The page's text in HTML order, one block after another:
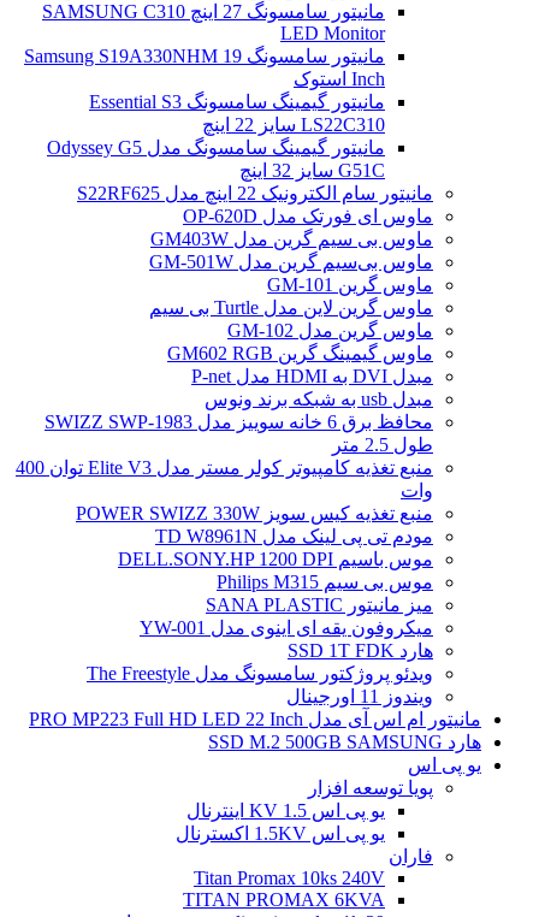
مانیتور سامسونگ 27 اینچ SAMSUNG C310
LED Monitor
مانیتور سامسونگ Samsung S19A330NHM 19
Inch استوک
مانیتور گیمینگ سامسونگ Essential S3
LS22C310 سایز 22 اینچ
مانیتور گیمینگ سامسونگ مدل Odyssey G5
G51C سایز 32 اینچ
مانیتور سام الکترونیک 22 اینچ مدل S22RF625
ماوس ای فورتک مدل OP-620D
ماوس بی سیم گرین مدل GM403W
ماوس بی‌سیم گرین مدل GM-501W
ماوس گرین GM-101
ماوس گرین لاین مدل Turtle بی سیم
ماوس گرین مدل GM-102
ماوس گیمینگ گرین GM602 RGB
مبدل DVI به HDMI مدل P-net
مبدل usb به شبکه برند ونوس
محافظ برق 6 خانه سوییز مدل SWIZZ SWP-1983
طول 2.5 متر
منبع تغذیه کامپیوتر کولر مستر مدل Elite V3 توان 400
وات
منبع تغذیه کیس سویز POWER SWIZZ 330W
مودم تی پی لینک مدل TD W8961N
موس باسیم DELL.SONY.HP 1200 DPI
موس بی سیم Philips M315
میز مانیتور SANA PLASTIC
میکروفون یقه ای اینوی مدل YW-001
هارد SSD 1T FDK
ویدئو پروژکتور سامسونگ مدل The Freestyle
ویندوز 11 اورجینال
مانیتور ام اس آی مدل PRO MP223 Full HD LED 22 Inch
هارد SSD M.2 500GB SAMSUNG
یو پی اس
پویا توسعه افزار
یو پی اس 1.5 KV اینترنال
یو پی اس 1.5KV اکسترنال
فاران
Titan Promax 10ks 240V
TITAN PROMAX 6KVA